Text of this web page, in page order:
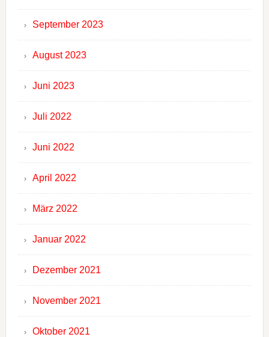
September 2023
August 2023
Juni 2023
Juli 2022
Juni 2022
April 2022
März 2022
Januar 2022
Dezember 2021
November 2021
Oktober 2021